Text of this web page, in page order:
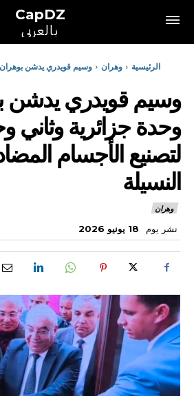
CapDZ
بالعربي
الرئيسية وهران
وسيم قويدري يدشن بوهران
وسيم قويدري يدشن
وحدة جزائرية وثاني
لتصنيع الأجسام
النسيلة
وهران
نشر يوم 18 يونيو 2026